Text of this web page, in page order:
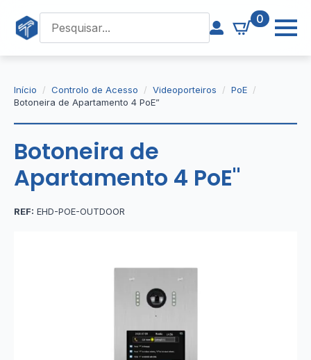
0
Início Controlo de Acesso Videoporteiros
PoE
Botoneira de Apartamento 4 PoE”
Botoneira de
Apartamento 4 PoE"
REF: EHD-POE-OUTDOOR